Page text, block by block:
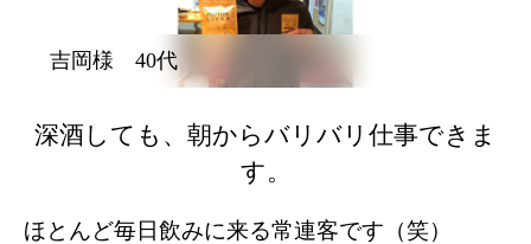
吉岡様 40代
深酒しても、朝からバリバリ仕事できま
す。
ほとんど毎日飲みに来る常連客です（笑）